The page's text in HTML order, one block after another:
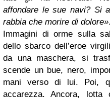
affondare le sue navi? Si
rabbia che morire di dolore».
Immagini di orme sulla
dello sbarco dell’eroe
da una maschera, si
scende un bue, nero,
mani verso di lui. Poi,
accarezza. Ancora,